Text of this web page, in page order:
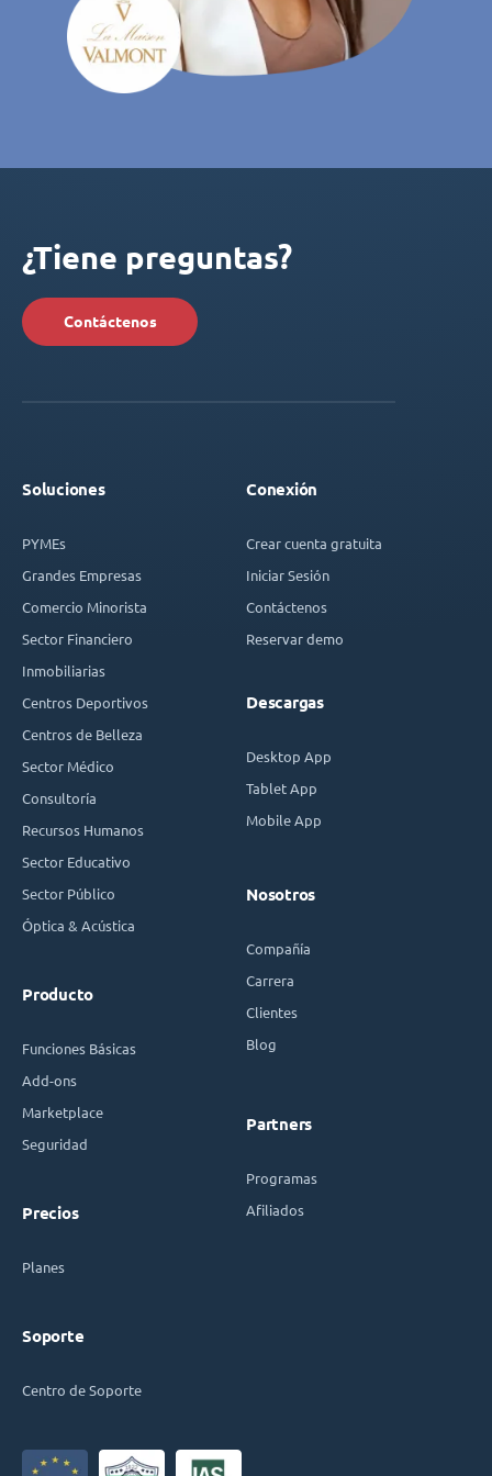
¿Tiene preguntas?
Contáctenos
Soluciones
PYMEs
Grandes Empresas
Comercio Minorista
Sector Financiero
Inmobiliarias
Centros Deportivos
Centros de Belleza
Sector Médico
Consultoría
Recursos Humanos
Sector Educativo
Sector Público
Óptica & Acústica
Producto
Funciones Básicas
Add-ons
Marketplace
Seguridad
Precios
Planes
Soporte
Centro de Soporte
Conexión
Crear cuenta gratuita
Iniciar Sesión
Contáctenos
Reservar demo
Descargas
Desktop App
Tablet App
Mobile App
Nosotros
Compañía
Carrera
Clientes
Blog
Partners
Programas
Afiliados